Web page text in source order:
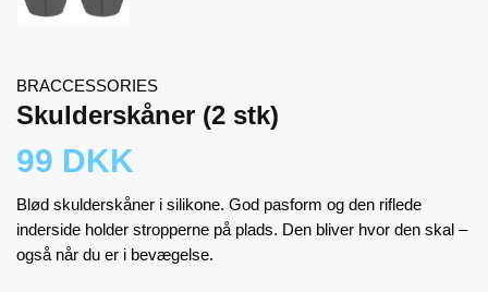
BRACCESSORIES
Skulderskåner (2 stk)
99 DKK
Blød skulderskåner i silikone. God pasform og den riflede
inderside holder stropperne på plads. Den bliver hvor den skal –
også når du er i bevægelse.